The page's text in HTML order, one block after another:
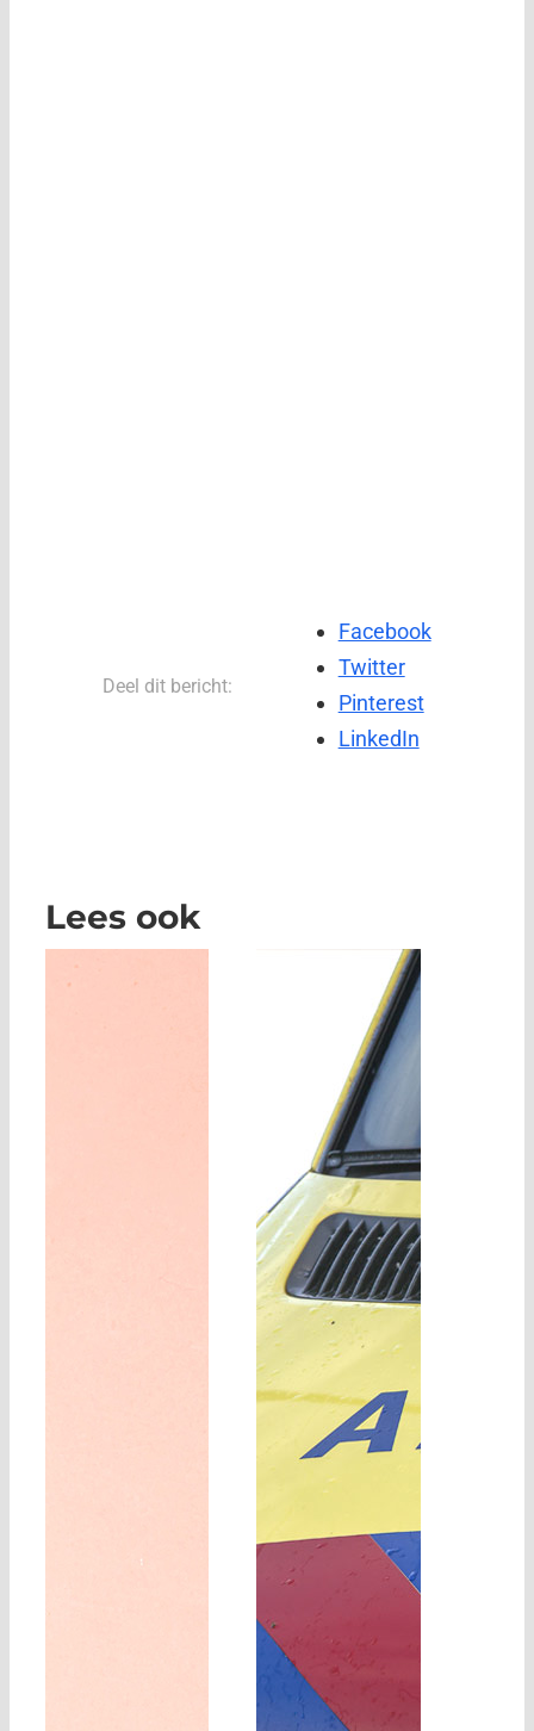
Deel dit bericht:
Facebook
Twitter
Pinterest
LinkedIn
Lees ook